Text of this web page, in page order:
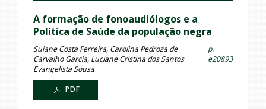
A formação de fonoaudiólogos e a
Política de Saúde da população negra
Suiane Costa Ferreira, Carolina Pedroza de
Carvalho Garcia, Luciane Cristina dos Santos
Evangelista Sousa
p.
e20893
PDF